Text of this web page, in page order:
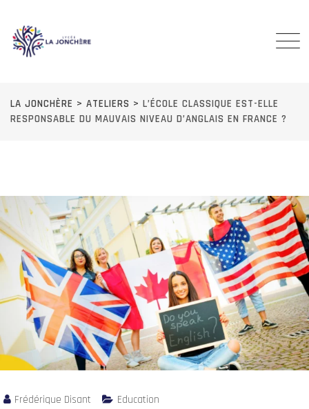
content
LA JONCHÈRE > ATELIERS > L’ÉCOLE CLASSIQUE EST-ELLE
RESPONSABLE DU MAUVAIS NIVEAU D’ANGLAIS EN FRANCE ?
Frédérique Disant Education